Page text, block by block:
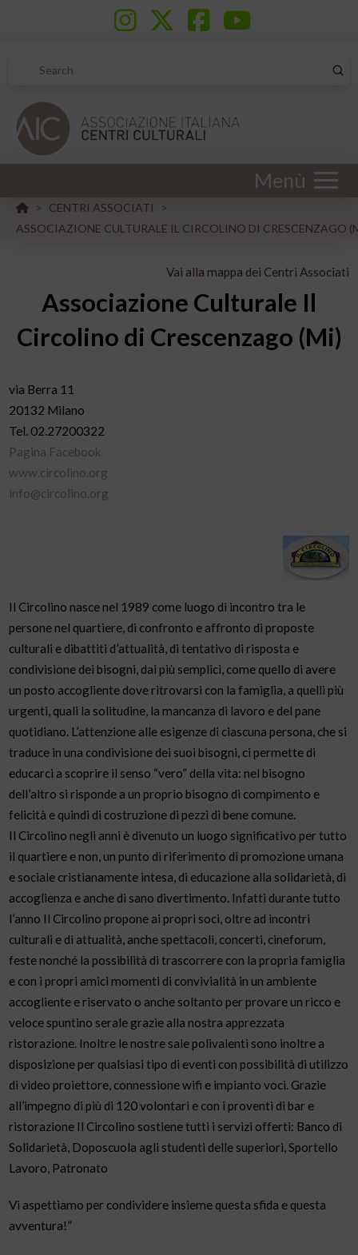
Search
Menù
HOME
> CENTRI ASSOCIATI
>
ASSOCIAZIONE CULTURALE IL CIRCOLINO DI CRESCENZAGO
Vai alla mappa dei Centri Associati
Associazione Culturale Il
Circolino di Crescenzago (Mi)
via Berra 11
20132 Milano
Tel. 02.27200322
Pagina Facebook
www.circolino.org
info@circolino.org
Il Circolino nasce nel 1989 come luogo di incontro tra le
persone nel quartiere, di confronto e affronto di proposte
culturali e dibattiti d’attualità, di tentativo di risposta e
condivisione dei bisogni, dai più semplici, come quello di avere
un posto accogliente dove ritrovarsi con la famiglia, a quelli più
urgenti, quali la solitudine, la mancanza di lavoro e del pane
quotidiano. L’attenzione alle esigenze di ciascuna persona, che si
traduce in una condivisione dei suoi bisogni, ci permette di
educarci a scoprire il senso “vero” della vita: nel bisogno
dell’altro si risponde a un proprio bisogno di compimento e
felicità e quindi di costruzione di pezzi di bene comune.
Il Circolino negli anni è divenuto un luogo significativo per tutto
il quartiere e non, un punto di riferimento di promozione umana
e sociale cristianamente intesa, di educazione alla solidarietà, di
accoglienza e anche di sano divertimento. Infatti durante tutto
l’anno Il Circolino propone ai propri soci, oltre ad incontri
culturali e di attualità, anche spettacoli, concerti, cineforum,
feste nonché la possibilità di trascorrere con la propria famiglia
e con i propri amici momenti di convivialità in un ambiente
accogliente e riservato o anche soltanto per provare un ricco e
veloce spuntino serale grazie alla nostra apprezzata
ristorazione. Inoltre le nostre sale polivalenti sono inoltre a
disposizione per qualsiasi tipo di eventi con possibilità di utilizzo
di video proiettore, connessione wifi e impianto voci. Grazie
all’impegno di più di 120 volontari e con i proventi di bar e
ristorazione Il Circolino sostiene tutti i servizi offerti: Banco di
Solidarietà, Doposcuola agli studenti delle superiori, Sportello
Lavoro, Patronato
Vi aspettiamo per condividere insieme questa sfida e questa
avventura!”